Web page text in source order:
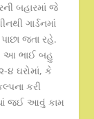
બહારમાં જે
ગાર્ડનમાં
જતા રહે.
આ ભાઈ બહુ
૪ ઘરોમાં, કે
કરી
જઈ આવું કામ